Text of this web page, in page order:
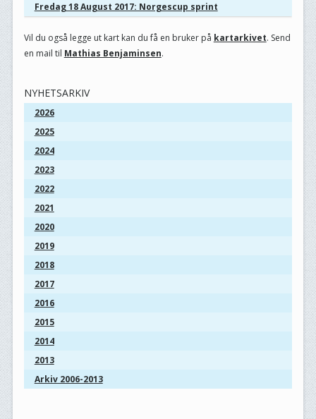
Fredag 18 August 2017: Norgescup sprint
Vil du også legge ut kart kan du få en bruker på kartarkivet. Send
en mail til Mathias Benjaminsen.
NYHETSARKIV
2026
2025
2024
2023
2022
2021
2020
2019
2018
2017
2016
2015
2014
2013
Arkiv 2006-2013